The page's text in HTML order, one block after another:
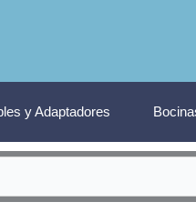
y Adaptadores